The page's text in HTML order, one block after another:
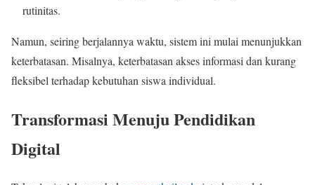
rutinitas.
Namun, seiring berjalannya waktu, sistem ini mulai menunjukkan
keterbatasan. Misalnya, keterbatasan akses informasi dan kurang
fleksibel terhadap kebutuhan siswa individual.
Transformasi Menuju Pendidikan
Digital